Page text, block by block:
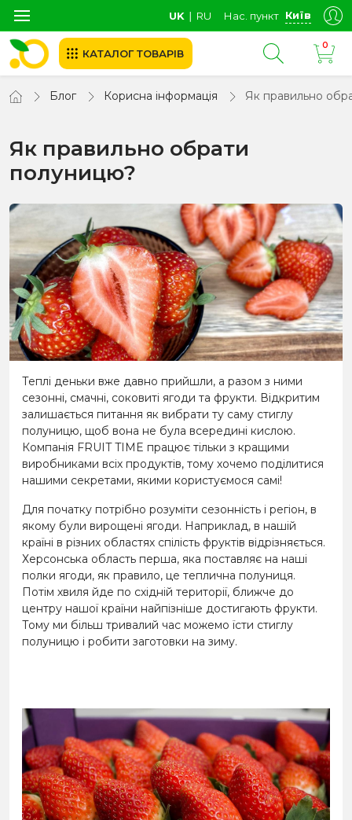
UK ∣ RU Нас. пункт Київ
КАТАЛОГ ТОВАРІВ
0
Блог Корисна інформація Як правильно
Як правильно обрати
полуницю?
Теплі деньки вже давно прийшли, а разом з ними
сезонні, смачні, соковиті ягоди та фрукти. Відкритим
залишається питання як вибрати ту саму стиглу
полуницю, щоб вона не була всередині кислою.
Компанія FRUIT TIME працює тільки з кращими
виробниками всіх продуктів, тому хочемо поділитися
нашими секретами, якими користуємося самі!
Для початку потрібно розуміти сезонність і регіон, в
якому були вирощені ягоди. Наприклад, в нашій
країні в різних областях спілість фруктів відрізняється.
Херсонська область перша, яка поставляє на наші
полки ягоди, як правило, це теплична полуниця.
Потім хвиля йде по східній території, ближче до
центру нашої країни найпізніше достигають фрукти.
Тому ми більш тривалий час можемо їсти стиглу
полуницю і робити заготовки на зиму.